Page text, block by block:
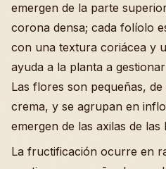
emergen de la parte
corona densa; cada folíolo
con una textura coriácea y
ayuda a la planta a
Las flores son pequeñas,
crema, y se agrupan en
emergen de las axilas de las
La fructificación ocurre en